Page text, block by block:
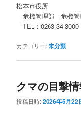
松本市役所
危機管理部 危機管
TEL：0263-34-3000
カテゴリー:未分類
クマの目撃
投稿日時:2026年5月22